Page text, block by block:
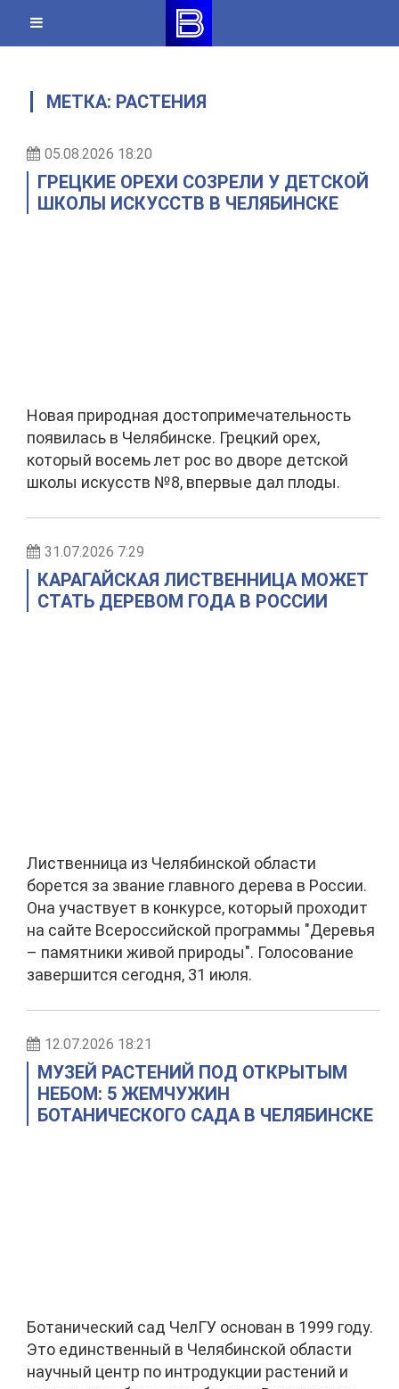
content
МЕТКА: РАСТЕНИЯ
05.08.2026 18:20
ГРЕЦКИЕ ОРЕХИ СОЗРЕЛИ У ДЕТСКОЙ
ШКОЛЫ ИСКУССТВ В ЧЕЛЯБИНСКЕ
Новая природная достопримечательность
появилась в Челябинске. Грецкий орех,
который восемь лет рос во дворе детской
школы искусств №8, впервые дал плоды.
31.07.2026 7:29
КАРАГАЙСКАЯ ЛИСТВЕННИЦА МОЖЕТ
СТАТЬ ДЕРЕВОМ ГОДА В РОССИИ
Лиственница из Челябинской области
борется за звание главного дерева в России.
Она участвует в конкурсе, который проходит
на сайте Всероссийской программы "Деревья
– памятники живой природы". Голосование
завершится сегодня, 31 июля.
12.07.2026 18:21
МУЗЕЙ РАСТЕНИЙ ПОД ОТКРЫТЫМ
НЕБОМ: 5 ЖЕМЧУЖИН
БОТАНИЧЕСКОГО САДА В ЧЕЛЯБИНСКЕ
Ботанический сад ЧелГУ основан в 1999 году.
Это единственный в Челябинской области
научный центр по интродукции растений и